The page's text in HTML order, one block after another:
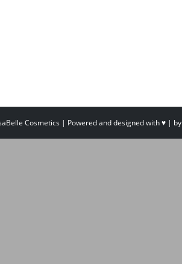
Cosmetics | Powered and designed with ♥ | by